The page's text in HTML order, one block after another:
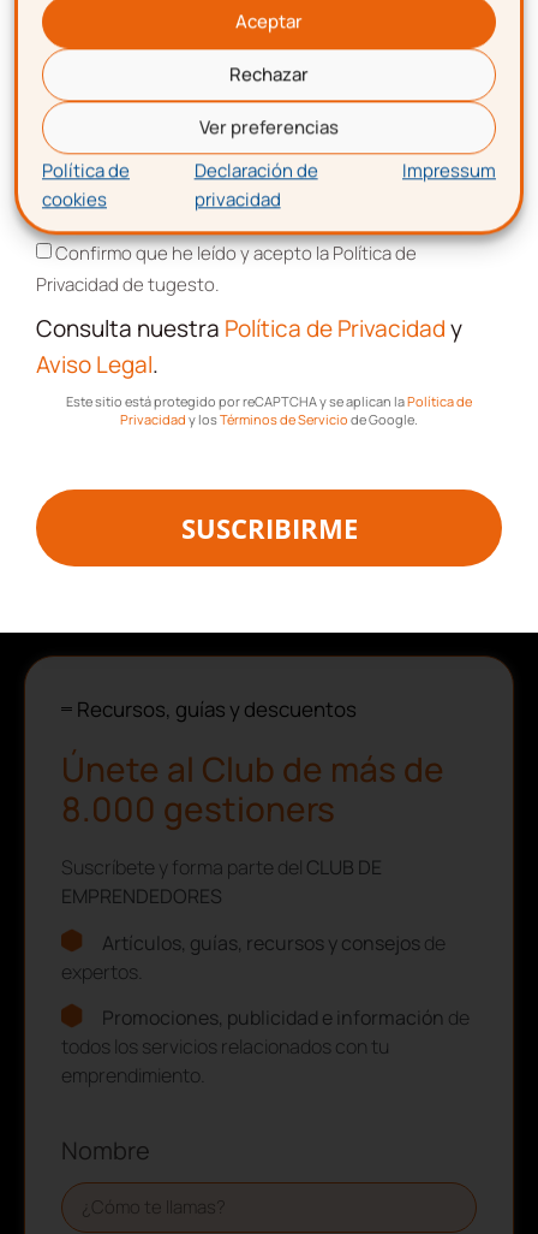
Aceptar
Rechazar
Ver preferencias
Política de
cookies
Declaración de
privacidad
Impressum
Encuentra más posts sobre estas temáticas
Contabilidad-
Fiscal
Laboral
Legales
Protección
Recursos, guías y descuentos
Únete al Club de más de
8.000 gestioners
Suscríbete y forma parte del CLUB DE
EMPRENDEDORES
Artículos, guías, recursos y consejosde
expertos.
Promociones, publicidad e información de
todos los servicios relacionados con tu
emprendimiento.
Nombre
Correo electrónico
Aceptación de términos y condiciones
Confirmo que he leído y acepto la Política de
Privacidad de tugesto.
Consulta nuestra Política de Privacidady
Aviso Legal.
Este sitio está protegido por reCAPTCHA y se aplican laPolítica de
Privacidad y losTérminos de Servicio de Google.
SUSCRIBIRME